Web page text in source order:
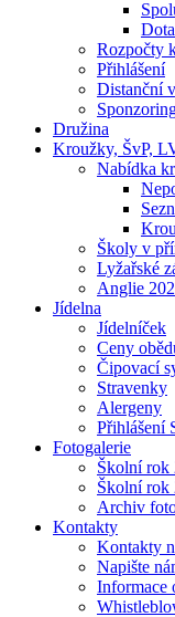
Rozpočty
Přihlášení
Distanční
Družina
Kroužky, ŠvP,
Nabídka
Školy v
Lyžařské
Anglie
Jídelna
Jídelníček
Ceny
Čipovací
Stravenky
Alergeny
Přihlášení
Fotogalerie
Školní rok
Školní rok
Archiv
Kontakty
Kontakty
Napište
Informace